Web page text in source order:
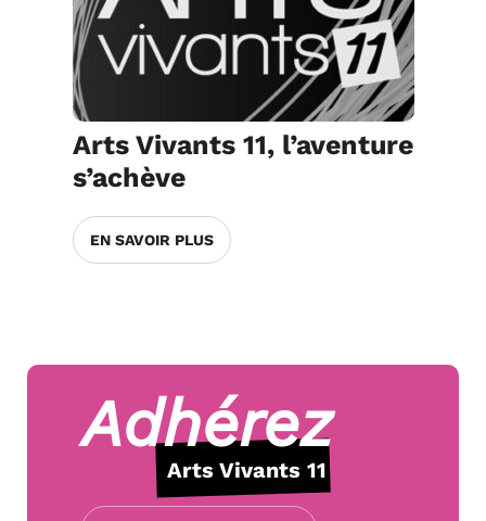
Arts Vivants 11, l’aventure
s’achève
EN SAVOIR PLUS
Adhérez
Arts Vivants 11